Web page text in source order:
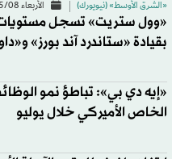
«الشرق الأوسط» (نيويورك) الأربعاء 05/08 - 16:18
«وول ستريت» تسجل
بقيادة «ستاندرد آند بورز»
«إيه دي بي»: تباطؤ نمو
الخاص الأميركي خلال يوليو